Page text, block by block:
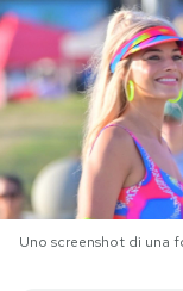
PODCAST
NEWSLETTER
I MIEI
Uno screenshot di una